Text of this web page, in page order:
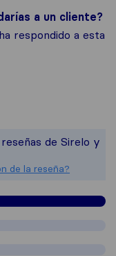
a un cliente?
respondido a esta
ofrecerte
las
reseñas de Sirelo y
de la reseña?